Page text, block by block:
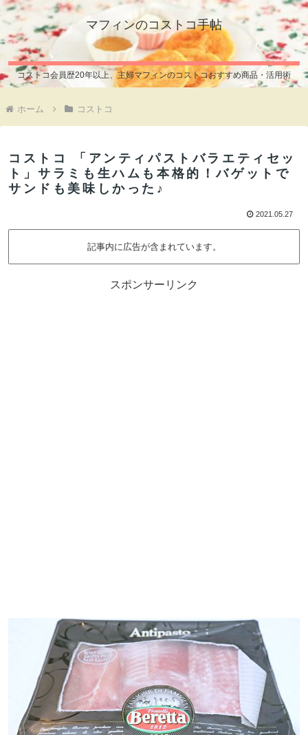
マフィンのコストコ手帖
コストコ会員歴20年以上、主婦マフィンのコストコおすすめ商品・活用術
ホーム コストコ
コストコ 「アンティパストバラエティセッ
ト」サラミも生ハムも本格的！バゲットで
サンドも美味しかった♪
2021.05.27
記事内に広告が含まれています。
スポンサーリンク